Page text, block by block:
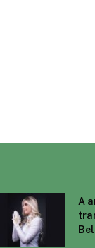
A